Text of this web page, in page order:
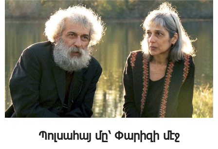
Պոլ­սա­հայ մը՝ ­Փա­րի­զի մէջ